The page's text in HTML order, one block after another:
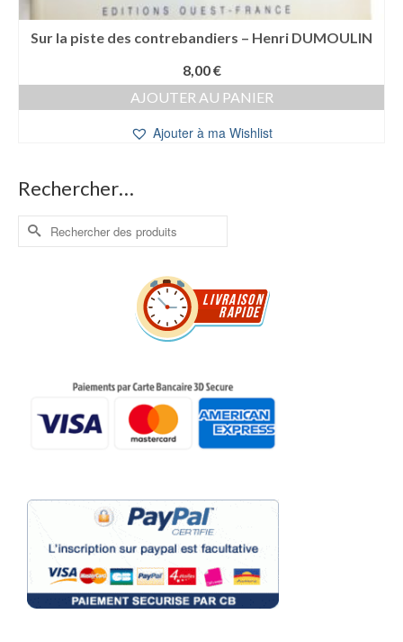
Sur la piste des contrebandiers – Henri DUMOULIN
8,00€
AJOUTER AU PANIER
Ajouter à ma Wishlist
Rechercher…
Rechercher :